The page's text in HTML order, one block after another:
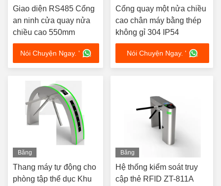
hình
Giao diện RS485 Cổng
an ninh cửa quay nửa
chiều cao 550mm
Nói Chuyện Ngay. '
hình
Cổng quay một nửa chiều
cao chân máy bằng thép
không gỉ 304 IP54
Nói Chuyện Ngay. '
Băng
hình
Thang máy tự động cho
phòng tập thể dục Khu
Băng
hình
Hệ thống kiểm soát truy
cập thẻ RFID ZT-811A